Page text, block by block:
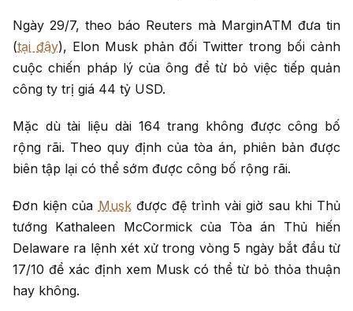
Ngày 29/7, theo báo Reuters mà MarginATM đưa tin
(tại đây), Elon Musk phản đối Twitter trong bối cảnh
cuộc chiến pháp lý của ông để từ bỏ việc tiếp quản
công ty trị giá 44 tỷ USD.
Mặc dù tài liệu dài 164 trang không được công bố
rộng rãi. Theo quy định của tòa án, phiên bản được
biên tập lại có thể sớm được công bố rộng rãi.
Đơn kiện của Muskđược đệ trình vài giờ sau khi Thủ
tướng Kathaleen McCormick của Tòa án Thủ hiến
Delaware ra lệnh xét xử trong vòng 5 ngày bắt đầu từ
17/10 để xác định xem Musk có thể từ bỏ thỏa thuận
hay không.